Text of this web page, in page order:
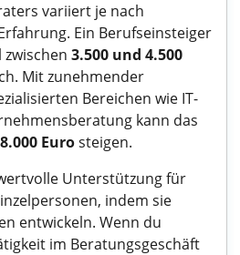
variiert je nach
Ein Berufseinsteiger
3.500 und 4.500
Mit zunehmender
Bereichen wie IT-
kann das
Eurosteigen.
Unterstützung für
indem sie
entwickeln. Wenn du
im Beratungsgeschäft